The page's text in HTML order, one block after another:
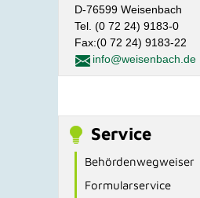
D-76599 Weisenbach
Tel. (0 72 24) 9183-0
Fax:(0 72 24) 9183-22
info@weisenbach.de
Service
Behördenwegweiser
Formularservice